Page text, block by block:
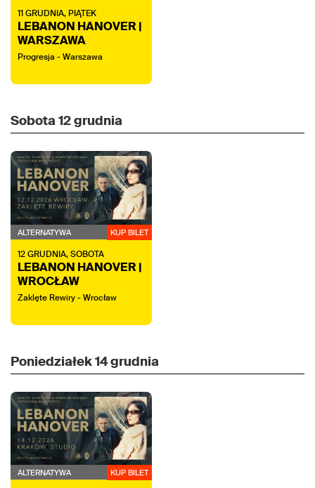
11GRUDNIA, PIĄTEK
LEBANON HANOVER |
WARSZAWA
Progresja - Warszawa
Sobota 12 grudnia
ALTERNATYWA KUP BILET
12GRUDNIA,SOBOTA
LEBANON HANOVER |
WROCŁAW
Zaklęte Rewiry - Wrocław
Poniedziałek14 grudnia
ALTERNATYWA KUP BILET